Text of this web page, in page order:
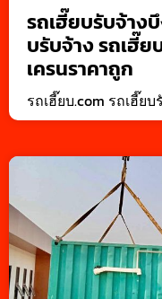
รถเฮี๊ยบรับจ้าง
บรับจ้าง รถเฮี๊ย
เครนราคาถูก
รถเฮี๊ยบ.com รถเฮี๊ย